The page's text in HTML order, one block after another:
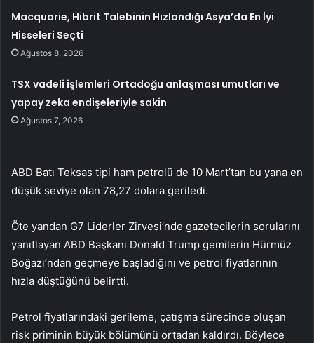
Macquarie, Hibrit Talebinin Hızlandığı Asya’da En İyi
Hisseleri Seçti
Ağustos 8, 2026
TSX vadeli işlemleri Ortadoğu anlaşması umutları ve
yapay zeka endişeleriyle sakin
Ağustos 7, 2026
ABD Batı Teksas tipi ham petrolü de 10 Mart’tan bu yana en
düşük seviye olan 78,27 dolara geriledi.
Öte yandan G7 Liderler Zirvesi’nde gazetecilerin sorularını
yanıtlayan ABD Başkanı Donald Trump gemilerin Hürmüz
Boğazı’ndan geçmeye başladığını ve petrol fiyatlarının
hızla düştüğünü belirtti.
Petrol fiyatlarındaki gerileme, çatışma sürecinde oluşan
risk priminin büyük bölümünü ortadan kaldırdı. Böylece